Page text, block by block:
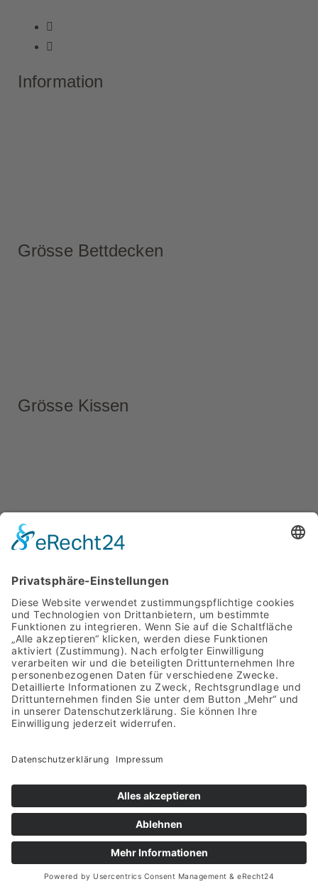
Information
Grösse Bettdecken
Grösse Kissen
Gutschein!